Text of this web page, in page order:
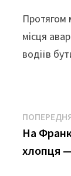
Протягом
місця
водіїв
На
хлопця —